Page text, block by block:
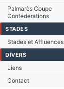
Palmarès Coupe
Confederations
STADES
Stades et Affluences
DIVERS
Liens
Contact